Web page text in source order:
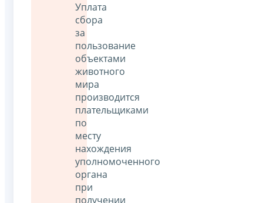
Уплата
сбора
за
пользование
объектами
животного
мира
производится
плательщиками
по
месту
нахождения
уполномоченного
органа
при
получении